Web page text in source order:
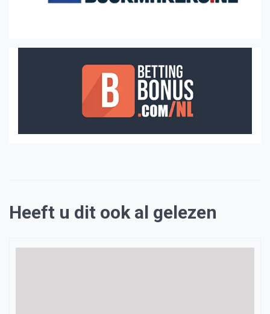
Heeft u dit ook al gelezen